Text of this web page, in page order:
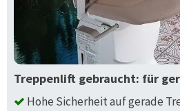
Treppenlift gebraucht: für
Hohe Sicherheit auf gerade